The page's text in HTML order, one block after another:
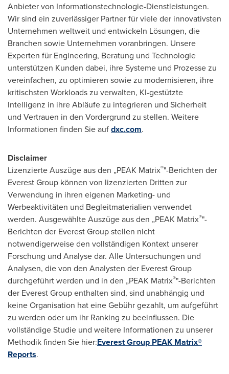
Anbieter von Informationstechnologie-Dienstleistungen.
Wir sind ein zuverlässiger Partner für viele der innovativsten
Unternehmen weltweit und entwickeln Lösungen, die
Branchen sowie Unternehmen voranbringen. Unsere
Experten für Engineering, Beratung und Technologie
unterstützen Kunden dabei, ihre Systeme und Prozesse zu
vereinfachen, zu optimieren sowie zu modernisieren, ihre
kritischsten Workloads zu verwalten, KI-gestützte
Intelligenz in ihre Abläufe zu integrieren und Sicherheit
und Vertrauen in den Vordergrund zu stellen. Weitere
Informationen finden Sie aufdxc.com.
Disclaimer
Lizenzierte Auszüge aus den „PEAK Matrix®"-Berichten der
Everest Group können von lizenzierten Dritten zur
Verwendung in ihren eigenen Marketing- und
Werbeaktivitäten und Begleitmaterialien verwendet
werden. Ausgewählte Auszüge aus den „PEAK Matrix®"-
Berichten der Everest Group stellen nicht
notwendigerweise den vollständigen Kontext unserer
Forschung und Analyse dar. Alle Untersuchungen und
Analysen, die von den Analysten der Everest Group
durchgeführt werden und in den „PEAK Matrix®"-Berichten
der Everest Group enthalten sind, sind unabhängig und
keine Organisation hat eine Gebühr gezahlt, um aufgeführt
zu werden oder um ihr Ranking zu beeinflussen. Die
vollständige Studie und weitere Informationen zu unserer
Methodik finden Sie hier:Everest Group PEAK Matrix®
Reports.